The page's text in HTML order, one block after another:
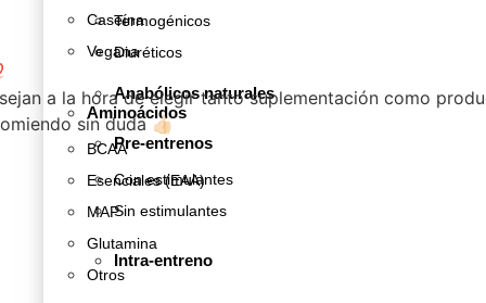
Termogénicos
Diuréticos
Anabólicos naturales
Pre-entrenos
Con estimulantes
Sin estimulantes
Intra-entreno
Caseína
Vegana
Aminoácidos
BCAA
Esenciales (EAA)
MAP
Glutamina
Otros
a la hora de elegir tanto suplementación como
sin duda 👍🏻